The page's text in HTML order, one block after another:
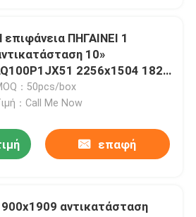
επιφάνεια ΠΗΓΑΙΝΕΙ 1
10»
2256x1504 1824
：50pcs/box
：Call Me Now
επαφή
αντικατάσταση